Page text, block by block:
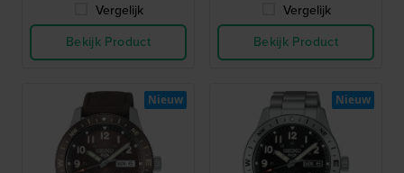
Vergelijk
Bekijk Product
Vergelijk
Bekijk Product
Nieuw Nieuw